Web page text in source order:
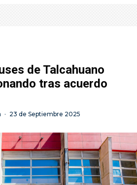
de Talcahuano
tras acuerdo
· 23 de Septiembre 2025